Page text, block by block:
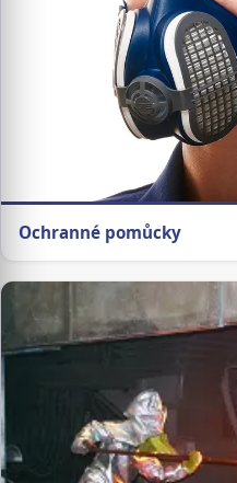
Ochranné pomůcky